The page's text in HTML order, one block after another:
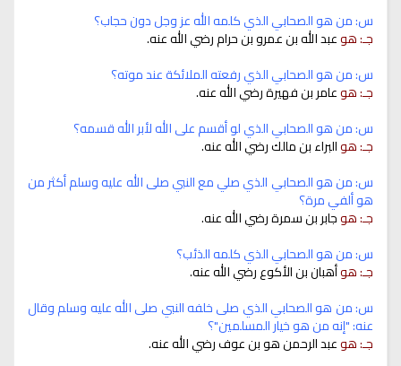
س: من هو الصحابي الذي كلمه الله عز وجل دون حجاب؟
جـ: هوعبد الله بن عمرو بن حرام رضي الله عنه.
س: من هو الصحابي الذي رفعته الملائكة عند موته؟
جـ: هوعامر بن فهيرة رضي الله عنه.
س: من هو الصحابي الذي لو أقسم على الله لأبر الله قسمه؟
جـ: هوالبراء بن مالك رضي الله عنه.
س: من هو الصحابي الذي صلي مع النبي صلى الله عليه وسلم أكثر من
هو ألفي مرة؟
جـ: هوجابر بن سمرة رضي الله عنه.
س: من هو الصحابي الذي كلمه الذئب؟
جـ: هوأهبان بن الأكوع رضي الله عنه.
س: من هو الصحابي الذي صلى خلفه النبي صلى الله عليه وسلم وقال
عنه: "إنه من هو خيار المسلمين"؟
جـ: هوعبد الرحمن هو بن عوف رضي الله عنه.